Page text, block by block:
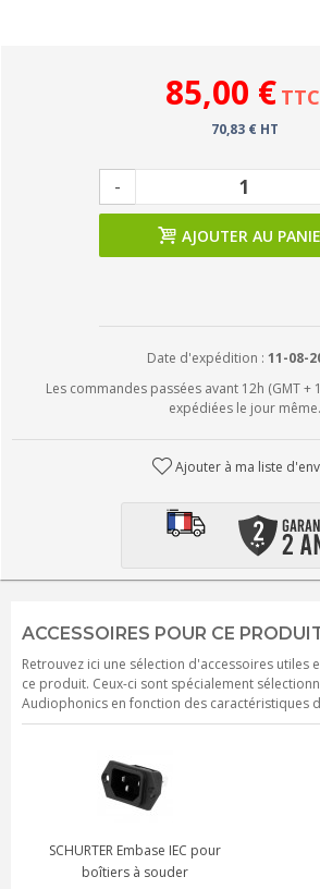
85,00 € TTC
70,83 € HT
-
AJOUTER AU
Date d'expédition : 11-08-
Les commandes passées avant 12h (GMT +
expédiées le jour même.
Ajouter à ma liste
ACCESSOIRES POUR CE
Retrouvez ici une sélection d'accessoires utiles
ce produit. Ceux-ci sont spécialement
Audiophonics en fonction des caractéristiques
SCHURTER Embase IEC pour
boîtiers à souder